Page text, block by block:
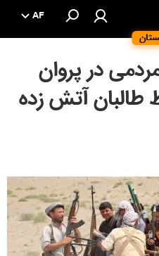
AF
در پروان
آتش زده